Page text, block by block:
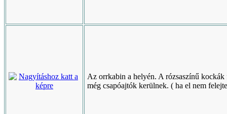
Az orrkabin a helyén. A rózsaszínű kockák
még csapóajtók kerülnek. ( ha el nem